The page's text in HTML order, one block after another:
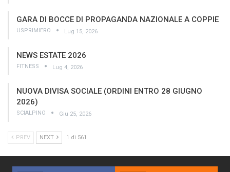
GARA DI BOCCE DI PROPAGANDA NAZIONALE A COPPIE
USPRIMIERO Lug 15, 2026
NEWS ESTATE 2026
FITNESS Lug 4, 2026
NUOVA DIVISA SOCIALE (ORDINI ENTRO 28 GIUGNO
2026)
SCIALPINO Giu 25, 2026
PREV NEXT 1 di 561